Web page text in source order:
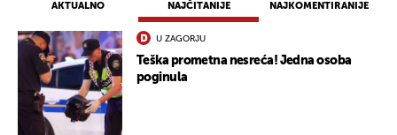
AKTUALNO NAJČITANIJE NAJKOMENTIRANIJE
U ZAGORJU
Teška prometna nesreća! Jedna osoba
poginula